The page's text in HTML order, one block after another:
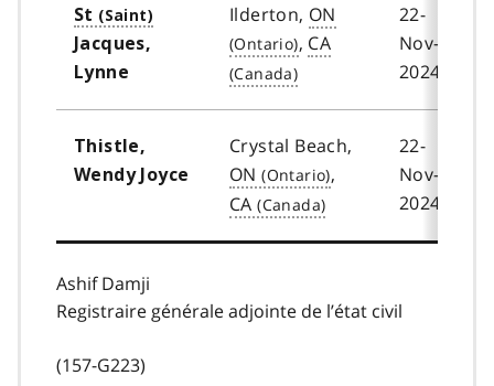
St
Jacques,
Lynne
Ilderton, ON
, CA
22-
Nov-
2024
Thistle,
Wendy Joyce
Crystal Beach,
ON
,
CA
22-
Nov-
2024
Ashif Damji
Registraire générale adjointe de l’état civil
(157-G223)